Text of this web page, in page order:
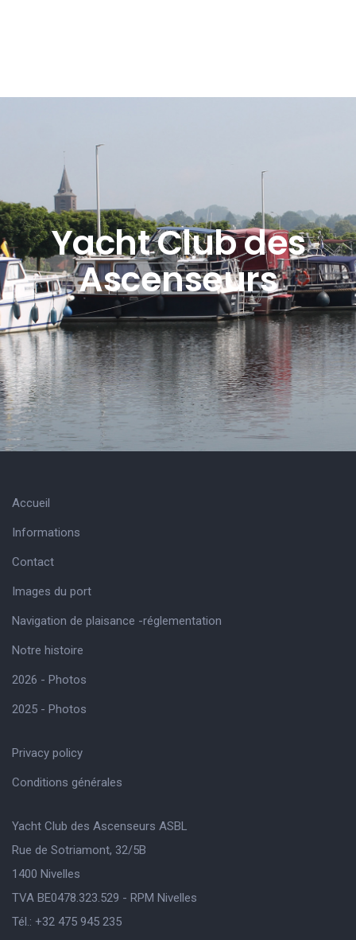
Yacht Club des
Ascenseurs
Accueil
Informations
Contact
Images du port
Navigation de plaisance -réglementation
Notre histoire
2026 - Photos
2025 - Photos
Privacy policy
Conditions générales
Yacht Club des Ascenseurs ASBL
Rue de Sotriamont, 32/5B
1400 Nivelles
TVA BE0478.323.529 - RPM Nivelles
Tél.: +32 475 945 235